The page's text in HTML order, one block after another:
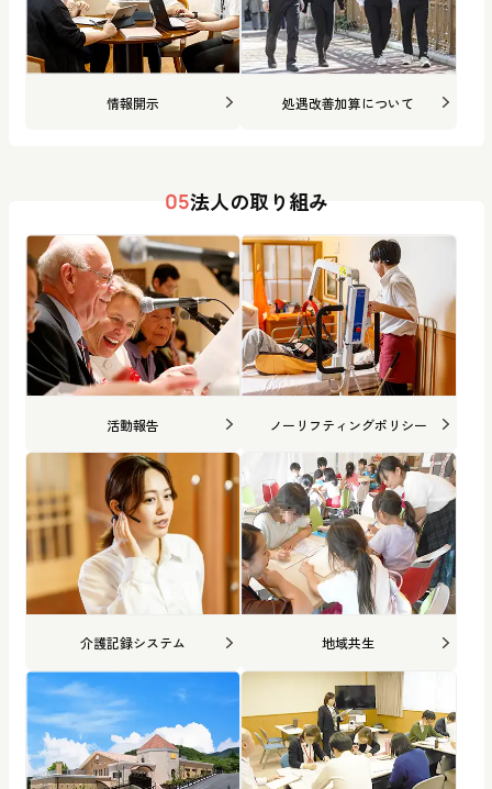
情報開示 処遇改善加算について
05法人の取り組み
活動報告 ノーリフティングポリシー
介護記録システム 地域共生